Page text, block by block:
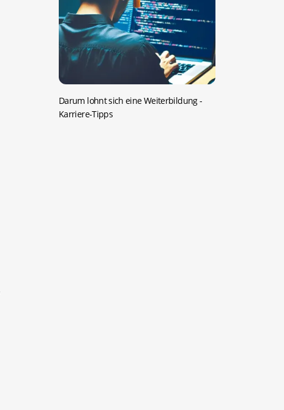
Darum lohnt sich eine Weiterbildung-
Karriere-Tipps